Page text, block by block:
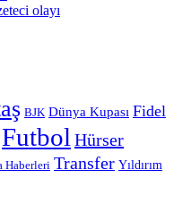
olayı
BJK Dünya Kupası Fidel
Futbol Hürser
Haberleri Transfer Yıldırım